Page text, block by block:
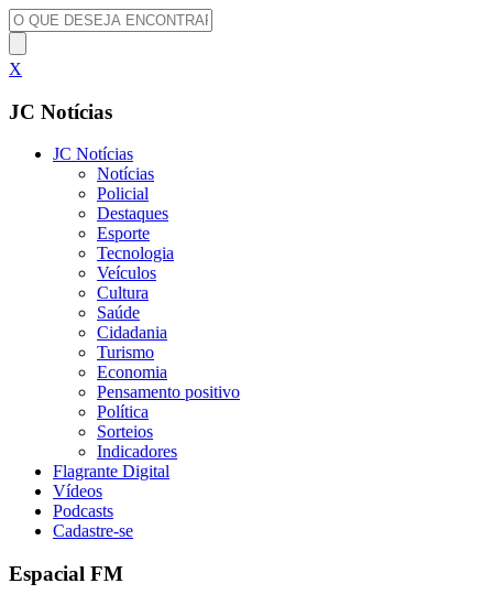
X
JC Notícias
JC Notícias
Notícias
Policial
Destaques
Esporte
Tecnologia
Veículos
Cultura
Saúde
Cidadania
Turismo
Economia
Pensamento positivo
Política
Sorteios
Indicadores
Flagrante Digital
Vídeos
Podcasts
Cadastre-se
Espacial FM